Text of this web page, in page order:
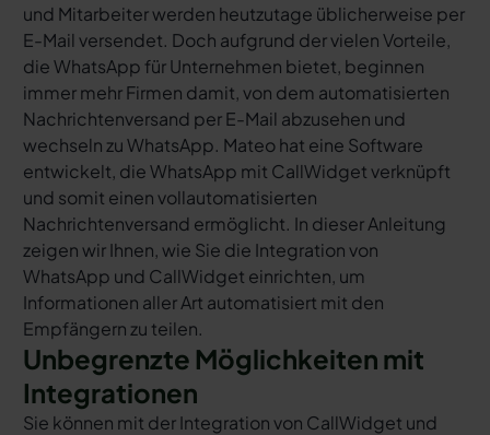
und Mitarbeiter werden heutzutage üblicherweise per
E-Mail versendet. Doch aufgrund der vielen Vorteile,
die WhatsApp für Unternehmen bietet, beginnen
immer mehr Firmen damit, von dem automatisierten
Nachrichtenversand per E-Mail abzusehen und
wechseln zu WhatsApp. Mateo hat eine Software
entwickelt, die WhatsApp mit CallWidget verknüpft
und somit einen vollautomatisierten
Nachrichtenversand ermöglicht. In dieser Anleitung
zeigen wir Ihnen, wie Sie die Integration von
WhatsApp und CallWidget einrichten, um
Informationen aller Art automatisiert mit den
Empfängern zu teilen.
Unbegrenzte Möglichkeiten mit
Integrationen
Sie können mit der Integration von CallWidget und